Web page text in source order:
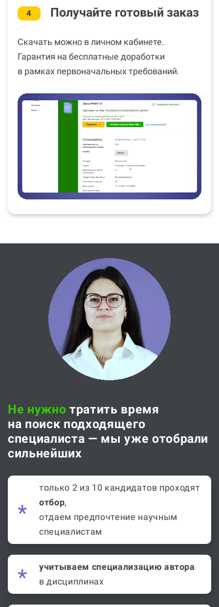
4 Получайте готовый заказ
Скачать можно в личном кабинете.
Гарантия на бесплатные доработки
в рамках первоначальных требований.
Не нужно тратить время
на поиск подходящего
специалиста — мы уже отобрали
сильнейших
только 2 из 10 кандидатов проходят
отбор,
отдаем предпочтение научным
специалистам
учитываем специализацию автора
в дисциплинах